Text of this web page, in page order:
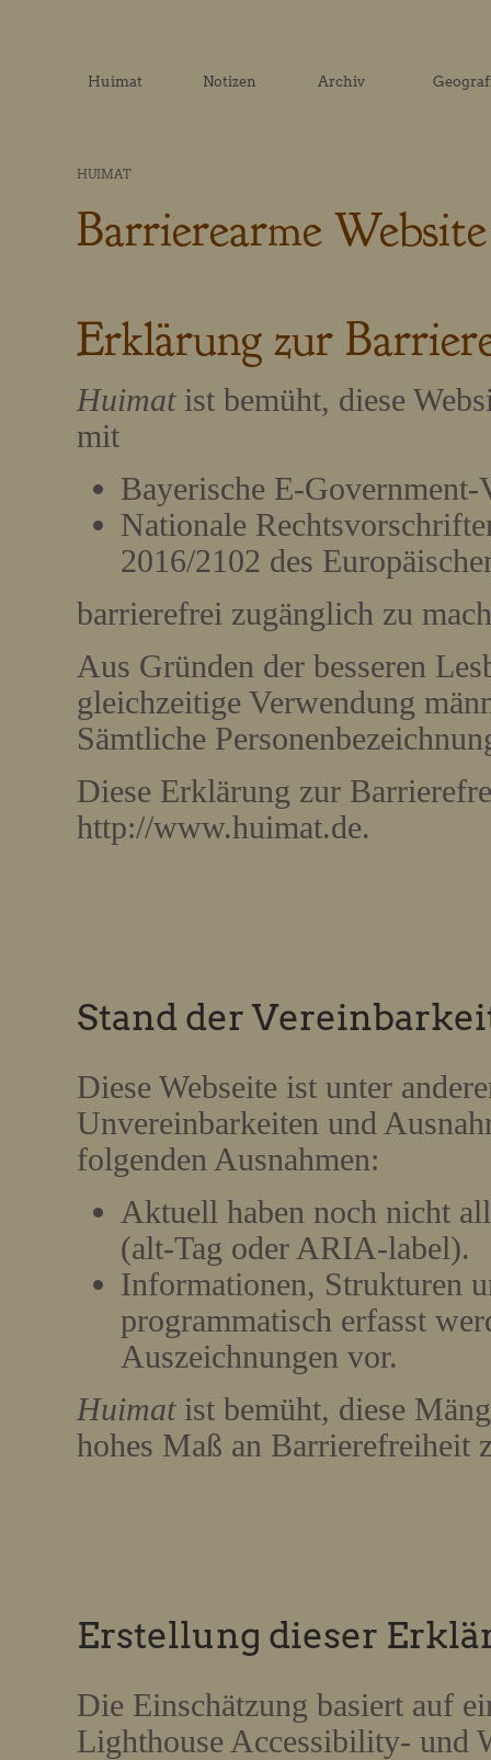
HUIMAT
Barrierearme Website
Erklärung zur
Huimatist bemüht, diese
mit
Bayerische E-
Nationale
2016/2102 des
barrierefrei zugänglich zu
Aus Gründen der besseren
gleichzeitige Verwendung
Sämtliche
Diese Erklärung zur
http://www.huimat.de.
Stand der
Diese Webseite ist unter
Unvereinbarkeiten und
folgenden Ausnahmen:
Aktuell haben noch nicht
(alt-Tag oder ARIA-label).
Informationen, Strukturen
programmatisch erfasst
Auszeichnungen vor.
Huimatist bemüht, diese
hohes Maß an Barrierefreiheit
Erstellung dieser
Die Einschätzung basiert auf
Lighthouse Accessibility- und
Huimat Notizen Archiv